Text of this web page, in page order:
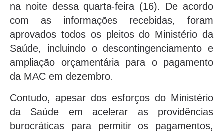
na noite dessa quarta-feira (16). De acordo
com as informações recebidas, foram
aprovados todos os pleitos do Ministério da
Saúde, incluindo o descontingenciamento e
ampliação orçamentária para o pagamento
da MAC em dezembro.
Contudo, apesar dos esforços do Ministério
da Saúde em acelerar as providências
burocráticas para permitir os pagamentos,